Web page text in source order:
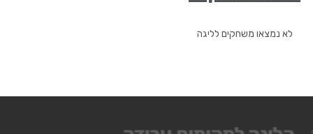
לא נמצאו משחקים לליגה